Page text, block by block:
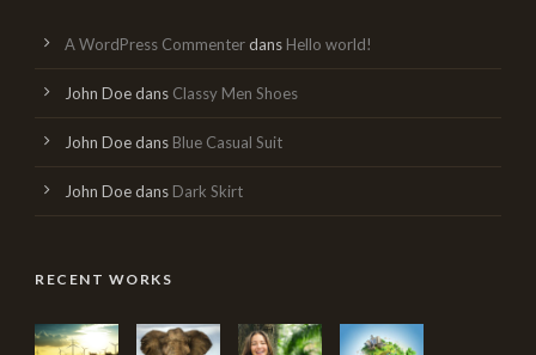
A WordPress Commenterdans Hello world!
John Doedans Classy Men Shoes
John Doedans Blue Casual Suit
John Doedans Dark Skirt
RECENT WORKS